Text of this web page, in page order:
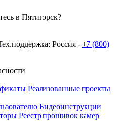
в Пятигорск?
Россия - +7 (800)
Реализованные проекты
Видеоинструкции
Реестр прошивок камер